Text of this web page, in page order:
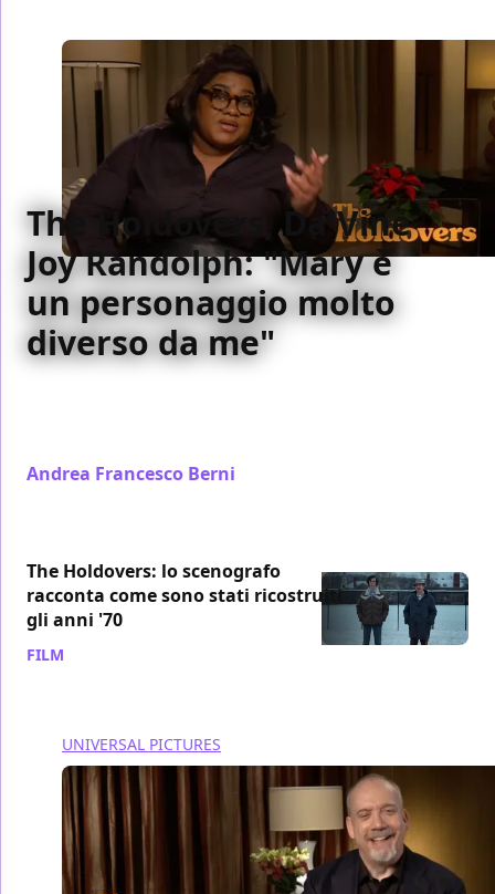
The Holdovers, Da'Vine
Joy Randolph: "Mary è
un personaggio molto
diverso da me"
Andrea Francesco Berni
The Holdovers: lo scenografo
racconta come sono stati ricostruiti
gli anni '70
FILM
UNIVERSAL PICTURES